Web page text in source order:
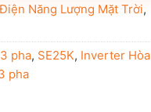
Năng Lượng Mặt Trời,
pha, SE25K, Inverter Hòa
pha